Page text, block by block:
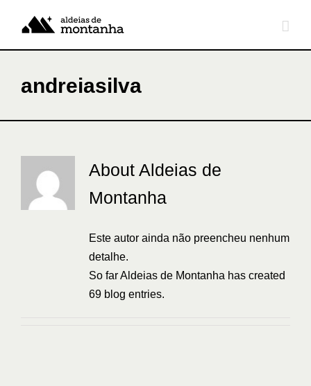
andreiasilva
About Aldeias de
Montanha
Este autor ainda não preencheu nenhum
detalhe.
So far Aldeias de Montanha has created
69 blog entries.